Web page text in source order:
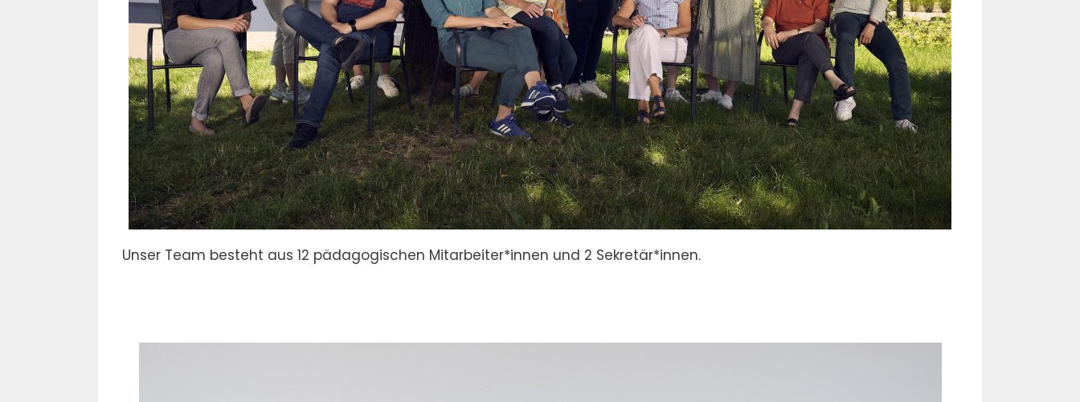
Unser Team besteht aus 12 pädagogischen Mitarbeiter*innen und 2 Sekretär*innen.